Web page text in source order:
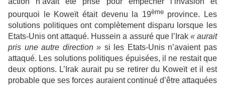
pourquoi le Koweït était devenu la 19èmeprovince. Les
solutions politiques ont complètement disparu lorsque les
Etats-Unis ont attaqué. Hussein a assuré que l’Irak « aurait
pris une autre direction » si les Etats-Unis n’avaient pas
attaqué. Les solutions politiques épuisées, il ne restait que
deux options. L’Irak aurait pu se retirer du Koweït et il est
probable que ses forces auraient continué d’être attaquées